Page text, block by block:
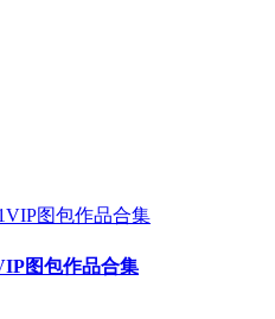
图包作品合集